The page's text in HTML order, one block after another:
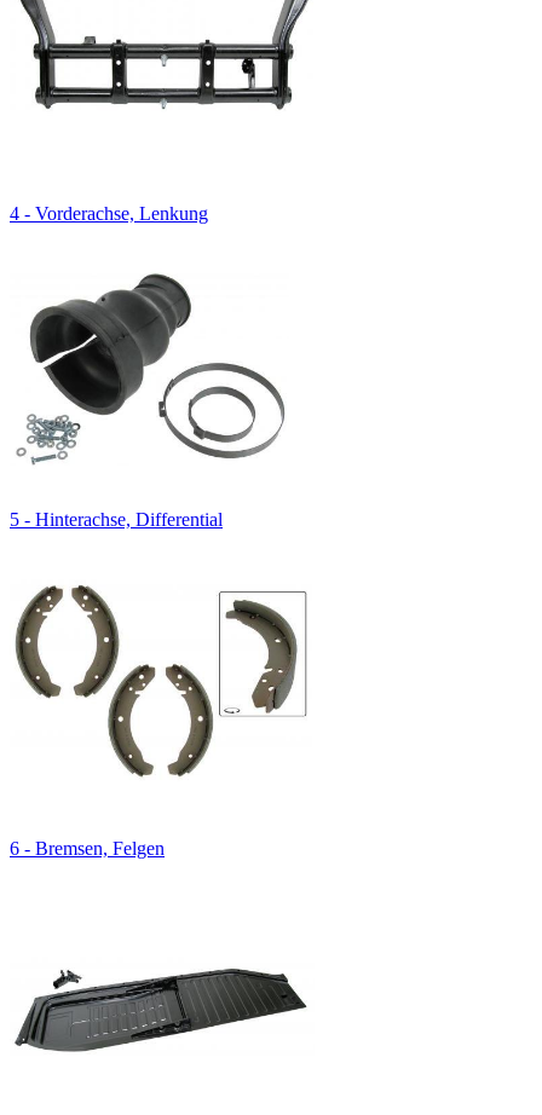
4 - Vorderachse, Lenkung
5 - Hinterachse, Differential
6 - Bremsen, Felgen